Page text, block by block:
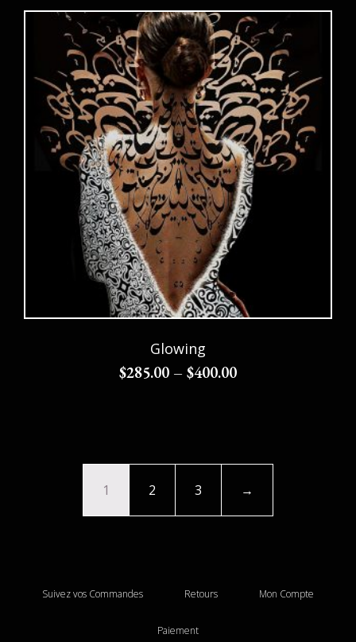
Glowing
$285.00 –$400.00
1 2 3 →
Suivez vos Commandes Retours Mon Compte
Paiement